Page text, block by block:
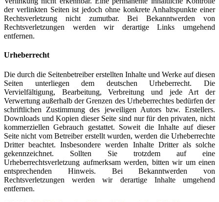
der verlinkten Seiten ist jedoch ohne konkrete Anhaltspunkte einer
Rechtsverletzung nicht zumutbar. Bei Bekanntwerden von
Rechtsverletzungen werden wir derartige Links umgehend
entfernen.
Urheberrecht
Die durch die Seitenbetreiber erstellten Inhalte und Werke auf diesen
Seiten unterliegen dem deutschen Urheberrecht. Die
Vervielfältigung, Bearbeitung, Verbreitung und jede Art der
Verwertung außerhalb der Grenzen des Urheberrechtes bedürfen der
schriftlichen Zustimmung des jeweiligen Autors bzw. Erstellers.
Downloads und Kopien dieser Seite sind nur für den privaten, nicht
kommerziellen Gebrauch gestattet. Soweit die Inhalte auf dieser
Seite nicht vom Betreiber erstellt wurden, werden die Urheberrechte
Dritter beachtet. Insbesondere werden Inhalte Dritter als solche
gekennzeichnet. Sollten Sie trotzdem auf eine
Urheberrechtsverletzung aufmerksam werden, bitten wir um einen
entsprechenden Hinweis. Bei Bekanntwerden von
Rechtsverletzungen werden wir derartige Inhalte umgehend
entfernen.